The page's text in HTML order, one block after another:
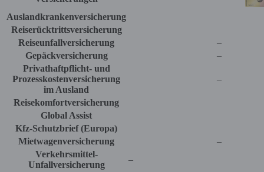
Auslandkrankenversicherung
Reiserücktrittsversicherung
Reiseunfallversicherung
–
Gepäckversicherung
–
Privathaftpflicht- und
Prozesskostenversicherung
im Ausland
–
Reisekomfortversicherung
Global Assist
Kfz-Schutzbrief (Europa)
Mietwagenversicherung
–
Verkehrsmittel-
Unfallversicherung
–